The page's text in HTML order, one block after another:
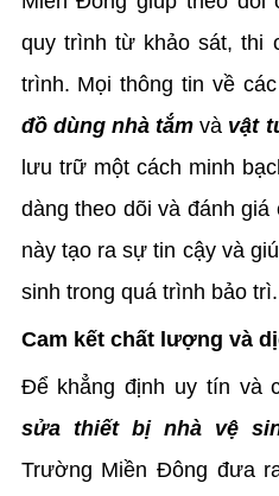
quy trình từ khảo sát, thi
trình. Mọi thông tin về các
đồ dùng nhà tắm và vật
lưu trữ một cách minh
dàng theo dõi và đánh
này tạo ra sự tin cậy và
sinh trong quá trình bảo trì.
Cam kết chất lượng và
Để khẳng định uy tín và
sửa thiết bị nhà vệ
Trường Miền Đông đưa